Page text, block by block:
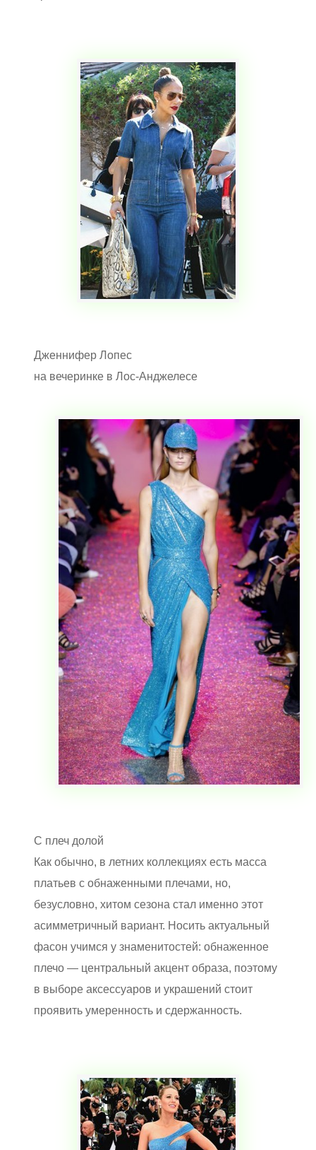
Дженнифер Лопес
на вечеринке в Лос-Анджелесе
С плеч долой
Как обычно, в летних коллекциях есть масса
платьев с обнаженными плечами, но,
безусловно, хитом сезона стал именно этот
асимметричный вариант. Носить актуальный
фасон учимся у знаменитостей: обнаженное
плечо — центральный акцент образа, поэтому
в выборе аксессуаров и украшений стоит
проявить умеренность и сдержанность.